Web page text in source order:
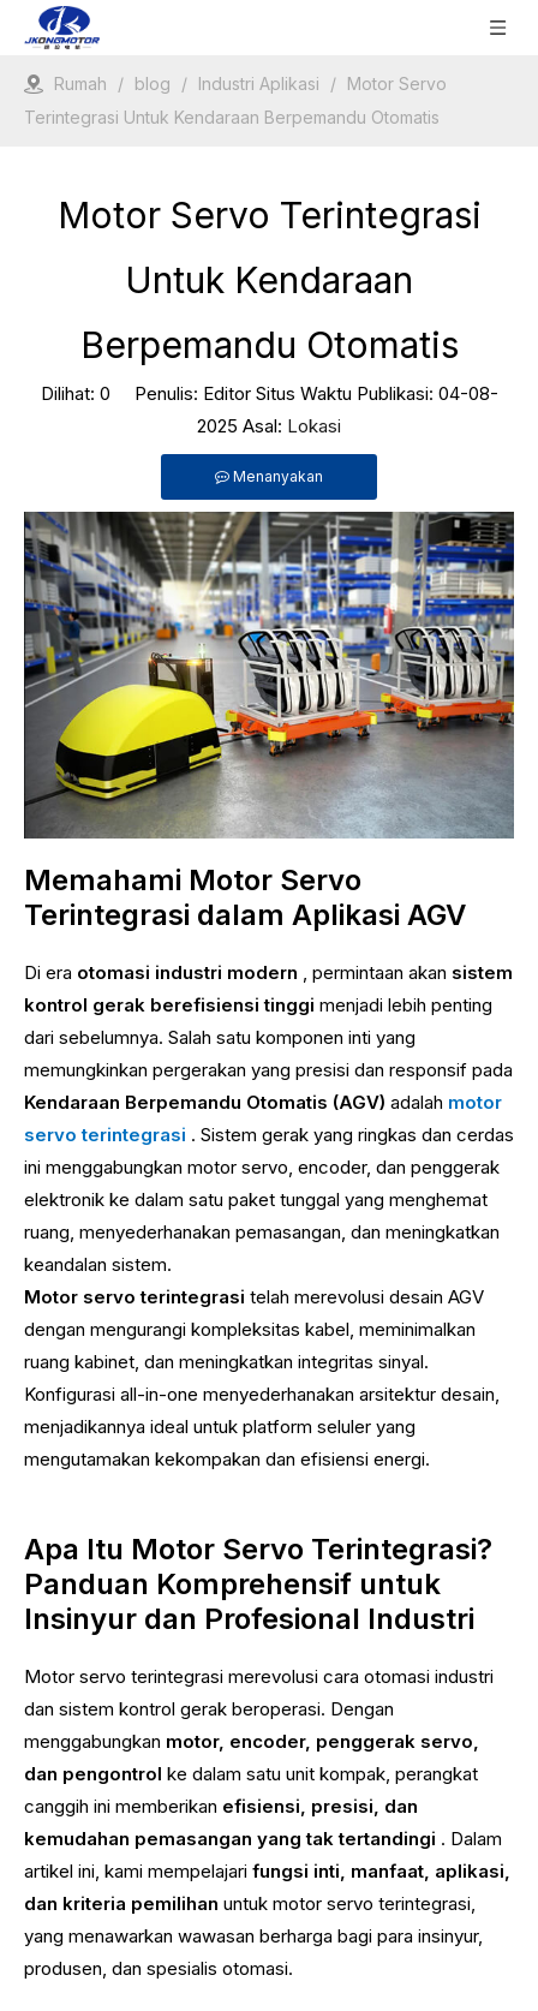
Rumah / blog / Industri Aplikasi / Motor Servo
Terintegrasi Untuk Kendaraan Berpemandu Otomatis
Motor Servo Terintegrasi
Untuk Kendaraan
Berpemandu Otomatis
Dilihat: 0 Penulis: Editor Situs Waktu Publikasi: 04-08-
2025 Asal: Lokasi
Menanyakan
Memahami Motor Servo
Terintegrasi dalam Aplikasi AGV
Di era otomasi industri modern , permintaan akan sistem
kontrol gerak berefisiensi tinggi menjadi lebih penting
dari sebelumnya. Salah satu komponen inti yang
memungkinkan pergerakan yang presisi dan responsif pada
Kendaraan Berpemandu Otomatis (AGV) adalah motor
servo terintegrasi . Sistem gerak yang ringkas dan cerdas
ini menggabungkan motor servo, encoder, dan penggerak
elektronik ke dalam satu paket tunggal yang menghemat
ruang, menyederhanakan pemasangan, dan meningkatkan
keandalan sistem.
Motor servo terintegrasi telah merevolusi desain AGV
dengan mengurangi kompleksitas kabel, meminimalkan
ruang kabinet, dan meningkatkan integritas sinyal.
Konfigurasi all-in-one menyederhanakan arsitektur desain,
menjadikannya ideal untuk platform seluler yang
mengutamakan kekompakan dan efisiensi energi.
Apa Itu Motor Servo Terintegrasi?
Panduan Komprehensif untuk
Insinyur dan Profesional Industri
Motor servo terintegrasi merevolusi cara otomasi industri
dan sistem kontrol gerak beroperasi. Dengan
menggabungkan motor, encoder, penggerak servo,
dan pengontrol ke dalam satu unit kompak, perangkat
canggih ini memberikan efisiensi, presisi, dan
kemudahan pemasangan yang tak tertandingi . Dalam
artikel ini, kami mempelajari fungsi inti, manfaat, aplikasi,
dan kriteria pemilihan untuk motor servo terintegrasi,
yang menawarkan wawasan berharga bagi para insinyur,
produsen, dan spesialis otomasi.